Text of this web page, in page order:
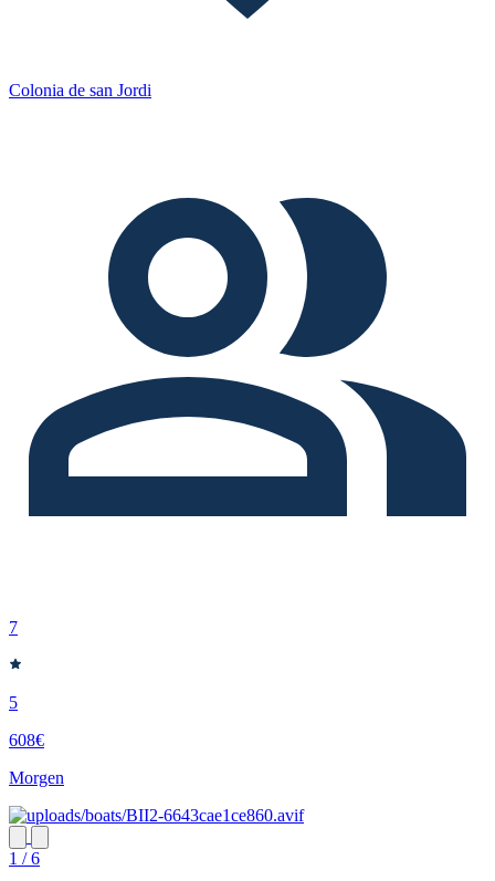
Colonia de san Jordi
7
5
608€
Morgen
1 / 6